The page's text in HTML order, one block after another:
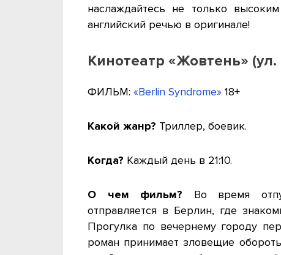
наслаждайтесь не только
английский речью в оригинале!
Кинотеатр «Жовтень»
ФИЛЬМ: «Berlin Syndrome» 18+
Какой жанр? Триллер, боевик.
Когда? Каждый день в 21:10.
О чем фильм? Во время
отправляется в Берлин, где
Прогулка по вечернему городу
роман принимает зловещие